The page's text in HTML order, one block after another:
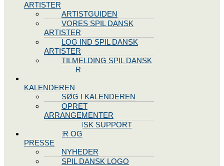
ARTISTER
ARTISTGUIDEN
VORES SPIL DANSK
ARTISTER
LOG IND SPIL DANSK
ARTISTER
TILMELDING SPIL DANSK
ARTISTER
KALENDEREN
SØG I KALENDEREN
OPRET
ARRANGEMENTER
TEKNISK SUPPORT
NYHEDER OG
PRESSE
NYHEDER
SPIL DANSK LOGO